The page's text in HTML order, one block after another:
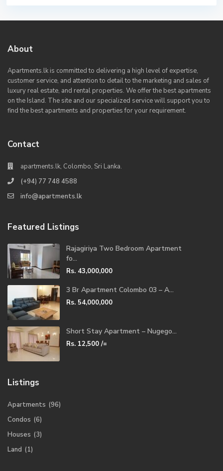
About
Apartments.lk is committed to delivering a high level of expertise,
customer service, and attention to detail to the marketing and sales of
luxury real estate, and rental properties. We offer the best apartments
on the Island. The site and our specialized service will support you to
find the best apartments and properties for your requirement.
Contact
apartments.lk, Colombo, Sri Lanka.
(+94) 77 748 4588
info@apartments.lk
Featured Listings
Rajagiriya Two Bedroom Apartment
fo...
Rs. 43,000,000
3 Br Apartment Colombo 03 – A...
Rs. 54,000,000
Short Stay Apartment – Nugego...
Rs. 12,500 /=
Listings
Apartments (96)
Condos (6)
Houses (3)
Land (1)